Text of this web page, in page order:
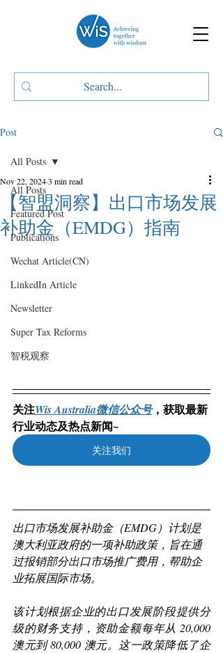
Post
All Posts
Featured Post
Publications
Wechat Article(CN)
LinkedIn Article
Newsletter
Super Tax Reforms
智税观察
All Posts
【智盟洞察】出口市场发展
补助金（EMDG）指南
Nov 22, 20243 min read
关注Wis Australia微信公众号，获取最新
行业动态及热点新闻~
关注我们
出口市场发展补助金（EMDG）计划是
澳大利亚政府的一项补助政策，旨在通
过报销部分出口市场推广费用，帮助企
业拓展国际市场。
该计划根据企业的出口发展阶段提供分
级的财务支持，资助金额每年从 20,000
澳元到 80,000 澳元。这一政策降低了企